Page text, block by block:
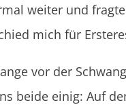
weiter und
mich für
vor der
beide einig: Auf